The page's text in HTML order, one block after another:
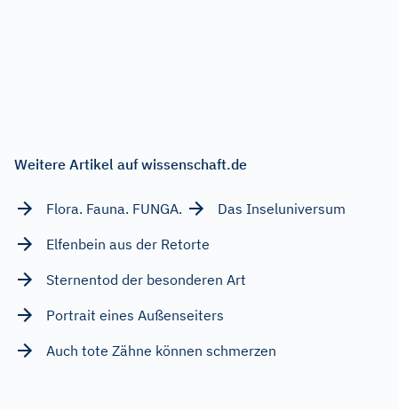
Weitere Artikel auf wissenschaft.de
Flora. Fauna. FUNGA.
Das Inseluniversum
Elfenbein aus der Retorte
Sternentod der besonderen Art
Portrait eines Außenseiters
Auch tote Zähne können schmerzen